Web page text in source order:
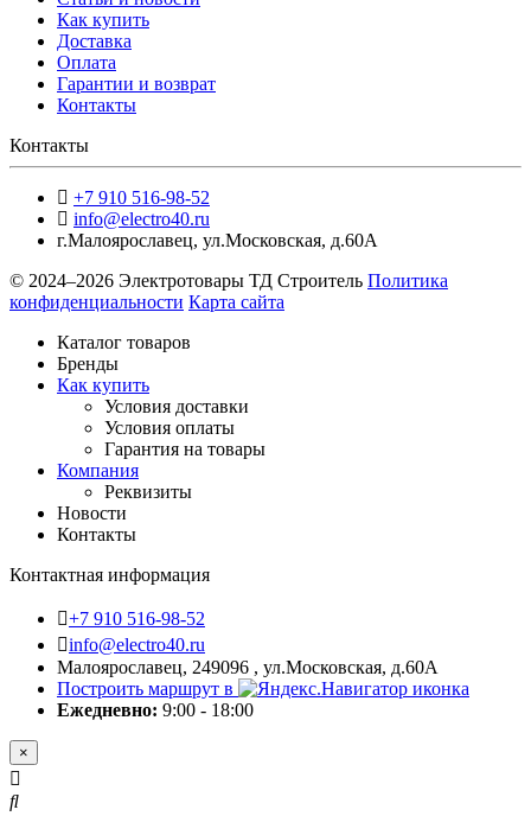
Как купить
Доставка
Оплата
Гарантии и возврат
Контакты
Контакты
+7 910 516-98-52
info@electro40.ru
г.Малоярославец, ул.Московская, д.60А
© 2024–2026 Электротовары ТД Строитель Политика
конфиденциальности Карта сайта
Каталог товаров
Бренды
Как купить
Условия доставки
Условия оплаты
Гарантия на товары
Компания
Реквизиты
Новости
Контакты
Контактная информация
+7 910 516-98-52
info@electro40.ru
Малоярославец, 249096 , ул.Московская, д.60А
Построить маршрут в
Ежедневно: 9:00 - 18:00
×